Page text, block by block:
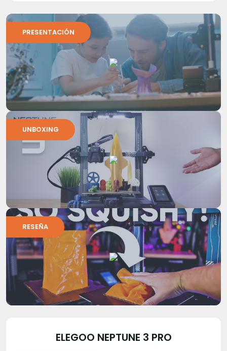
PRESENTACIÓN
UNBOXING
RESEÑA
ELEGOO NEPTUNE 3 PRO